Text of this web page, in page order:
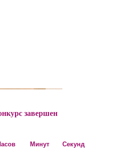
завершен
Минут Секунд